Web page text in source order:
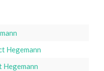
Hegemann
Hegemann